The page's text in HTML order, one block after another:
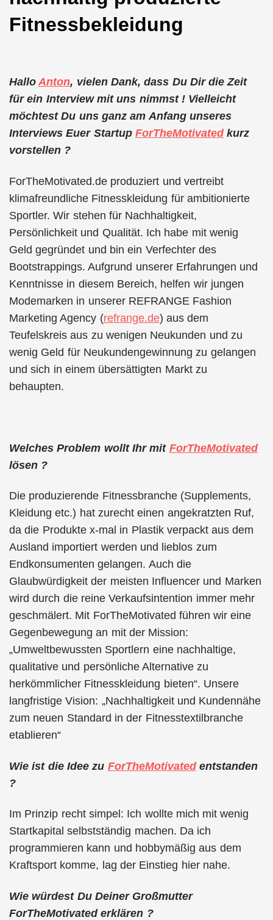
Fitnessbekleidung
HalloAnton, vielen Dank, dass Du Dir die Zeit
für ein Interview mit uns nimmst ! Vielleicht
möchtest Du uns ganz am Anfang unseres
Interviews Euer Startup ForTheMotivatedkurz
vorstellen ?
ForTheMotivated.de produziert und vertreibt
klimafreundliche Fitnesskleidung für ambitionierte
Sportler. Wir stehen für Nachhaltigkeit,
Persönlichkeit und Qualität. Ich habe mit wenig
Geld gegründet und bin ein Verfechter des
Bootstrappings. Aufgrund unserer Erfahrungen und
Kenntnisse in diesem Bereich, helfen wir jungen
Modemarken in unserer REFRANGE Fashion
Marketing Agency (refrange.de) aus dem
Teufelskreis aus zu wenigen Neukunden und zu
wenig Geld für Neukundengewinnung zu gelangen
und sich in einem übersättigten Markt zu
behaupten.
Welches Problem wollt Ihr mit ForTheMotivated
lösen ?
Die produzierende Fitnessbranche (Supplements,
Kleidung etc.) hat zurecht einen angekratzten Ruf,
da die Produkte x-mal in Plastik verpackt aus dem
Ausland importiert werden und lieblos zum
Endkonsumenten gelangen. Auch die
Glaubwürdigkeit der meisten Influencer und Marken
wird durch die reine Verkaufsintention immer mehr
geschmälert. Mit ForTheMotivated führen wir eine
Gegenbewegung an mit der Mission:
„Umweltbewussten Sportlern eine nachhaltige,
qualitative und persönliche Alternative zu
herkömmlicher Fitnesskleidung bieten“. Unsere
langfristige Vision: „Nachhaltigkeit und Kundennähe
zum neuen Standard in der Fitnesstextilbranche
etablieren“
Wie ist die Idee zu ForTheMotivatedentstanden
?
Im Prinzip recht simpel: Ich wollte mich mit wenig
Startkapital selbstständig machen. Da ich
programmieren kann und hobbymäßig aus dem
Kraftsport komme, lag der Einstieg hier nahe.
Wie würdest Du Deiner Großmutter
ForTheMotivated erklären ?